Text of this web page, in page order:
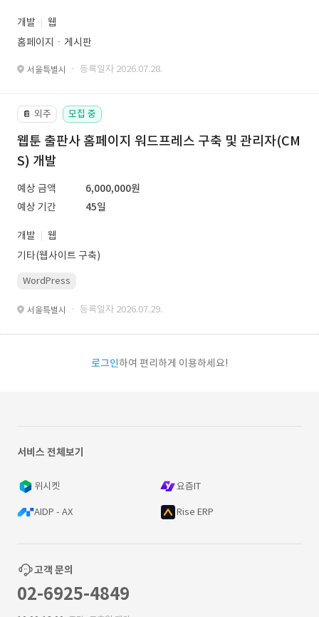
개발
웹
홈페이지ㆍ게시판
서울특별시 · 등록일자 2026.07.28.
📔 외주 모집 중
웹툰 출판사 홈페이지 워드프레스 구축 및 관리자(CM
S) 개발
예상 금액
6,000,000원
예상 기간
45일
개발
웹
기타(웹사이트 구축)
WordPress
서울특별시 · 등록일자 2026.07.29.
로그인하여 편리하게 이용하세요!
서비스 전체보기
위시켓 요즘IT
AIDP - AX Rise ERP
고객 문의
02-6925-4849